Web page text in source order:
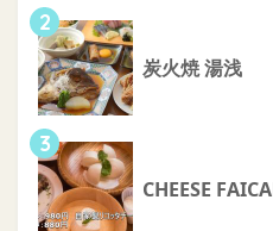
2
炭火焼 湯浅
3
CHEESE